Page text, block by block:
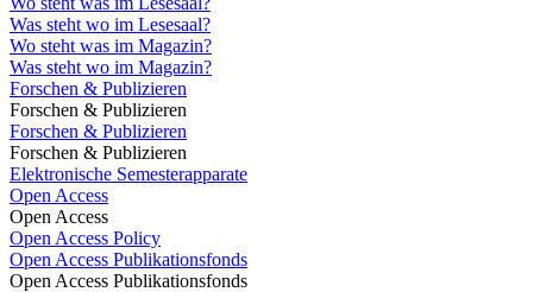
Was steht wo im Lesesaal?
Wo steht was im Magazin?
Was steht wo im Magazin?
Forschen & Publizieren
Forschen & Publizieren
Forschen & Publizieren
Forschen & Publizieren
Elektronische Semesterapparate
Open Access
Open Access
Open Access Policy
Open Access Publikationsfonds
Open Access Publikationsfonds